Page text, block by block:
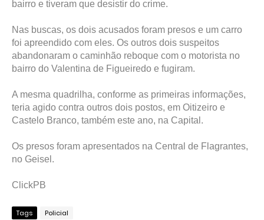
bairro e tiveram que desistir do crime.
Nas buscas, os dois acusados foram presos e um carro
foi apreendido com eles. Os outros dois suspeitos
abandonaram o caminhão reboque com o motorista no
bairro do Valentina de Figueiredo e fugiram.
A mesma quadrilha, conforme as primeiras informações,
teria agido contra outros dois postos, em Oitizeiro e
Castelo Branco, também este ano, na Capital.
Os presos foram apresentados na Central de Flagrantes,
no Geisel.
ClickPB
Tags Policial